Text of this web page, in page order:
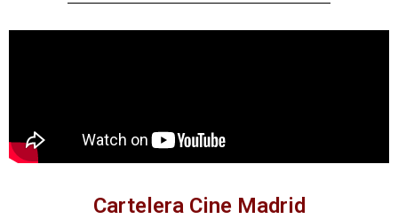
Cartelera Cine Madrid